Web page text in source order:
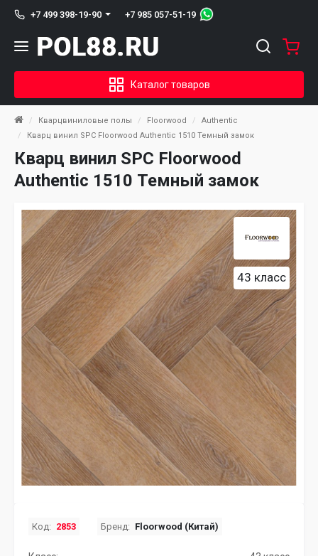
+7 499 398-19-90 +7 985 057-51-19
Каталог товаров
Кварцвиниловые полы Floorwood
Authentic
Кварц винил SPC Floorwood Authentic 1510 Темный замок
Кварц винил SPC Floorwood
Authentic 1510 Темный замок
43 класс
Код: 2853 Бренд: Floorwood (Китай)